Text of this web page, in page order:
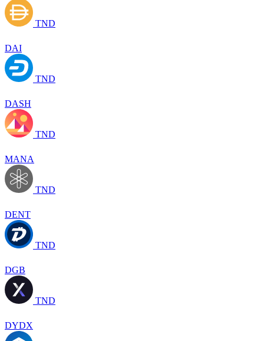
TND
DAI
TND
DASH
TND
MANA
TND
DENT
TND
DGB
TND
DYDX